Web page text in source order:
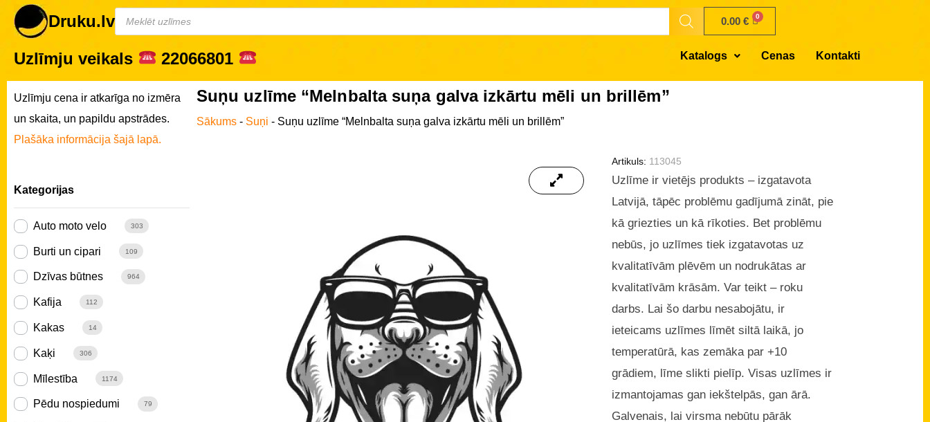
Druku.lv 0.00€
Uzlīmju veikals 22066801 Katalogs Cenas Kontakti
Uzlīmju cena ir atkarīga no izmēra
un skaita, un papildu apstrādes.
Plašāka informācija šajā lapā.
Kategorijas
Auto moto velo 303
Burti un cipari 109
Dzīvas būtnes 964
Kafija 112
Kakas 14
Kaķi 306
Mīlestība 1174
Pēdu nospiedumi 79
Suņu uzlīme “Melnbalta suņa galva izkārtu mēli un brillēm”
Sākums- Suņi - Suņu uzlīme “Melnbalta suņa galva izkārtu mēli un brillēm”
Artikuls: 113045
Uzlīme ir vietējs produkts – izgatavota
Latvijā, tāpēc problēmu gadījumā zināt, pie
kā griezties un kā rīkoties. Bet problēmu
nebūs, jo uzlīmes tiek izgatavotas uz
kvalitatīvām plēvēm un nodrukātas ar
kvalitatīvām krāsām. Var teikt – roku
darbs. Lai šo darbu nesabojātu, ir
ieteicams uzlīmes līmēt siltā laikā, jo
temperatūrā, kas zemāka par +10
grādiem, līme slikti pielīp. Visas uzlīmes ir
izmantojamas gan iekštelpās, gan ārā.
Galvenais, lai virsma nebūtu pārāk